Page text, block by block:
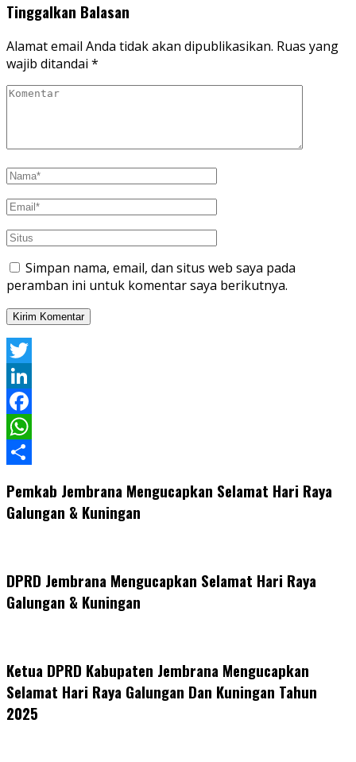
Tinggalkan Balasan
Alamat email Anda tidak akan dipublikasikan. Ruas yang
wajib ditandai *
Simpan nama, email, dan situs web saya pada
peramban ini untuk komentar saya berikutnya.
Twitter
LinkedIn
Facebook
WhatsApp
Pemkab Jembrana Mengucapkan Selamat Hari Raya
Galungan & Kuningan
DPRD Jembrana Mengucapkan Selamat Hari Raya
Galungan & Kuningan
Ketua DPRD Kabupaten Jembrana Mengucapkan
Selamat Hari Raya Galungan Dan Kuningan Tahun
2025